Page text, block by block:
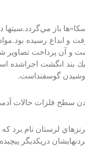
باز مي‌گردد.سيتها
و ابداع‌ رسيده‌
و آن‌ پرداخت‌
بند انگشت‌ اجراشده‌
گوسفنداست‌.
سطح‌ فلزات‌ حالات‌
برنزهاي‌ لرستان‌ نام‌
دريكديگر